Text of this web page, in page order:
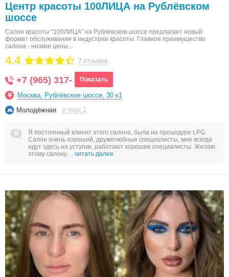
Центр красоты 100ЛИЦА на Рублёвском
шоссе
Салон красоты "100ЛИЦА" на Рублёвском шоссе предлагает новый
формат обслуживания в индустрии красоты. Главное преимущество
салона - низкие цены…
7 отзывов
4.4
+7 (965) 317- Показать
Москва, Рублёвское шоссе, 30 к1
Молодёжная
и еще 1
Я постоянный клиент этого салона, была на процедуре LPG.
Салон очень хороший, дружелюбные специалисты, мне всегда
идут здесь на уступки, работают хорошие специалисты. Желаю
этому салону… читать далее